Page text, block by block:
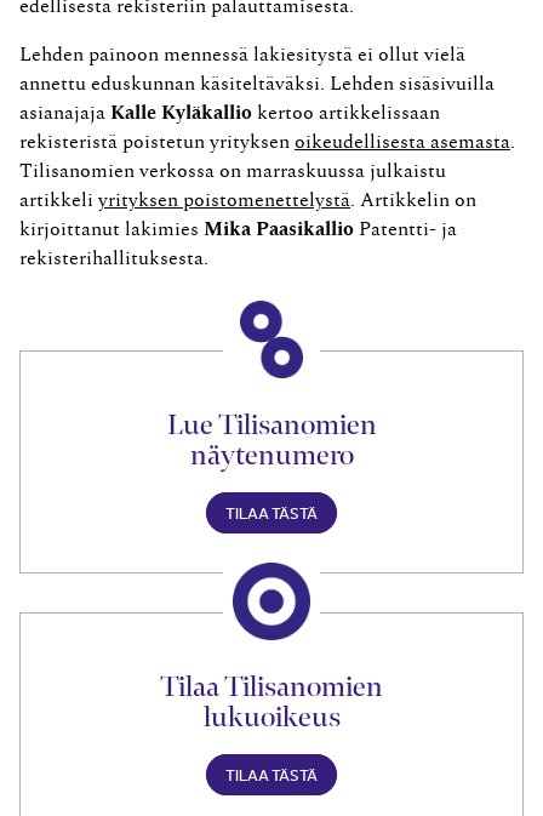
edellisestä rekisteriin palauttamisesta.
Lehden painoon mennessä lakiesitystä ei ollut vielä
annettu eduskunnan käsiteltäväksi. Lehden sisäsivuilla
asianajaja Kalle Kyläkallio kertoo artikkelissaan
rekisteristä poistetun yrityksen oikeudellisesta asemasta
Tilisanomien verkossa on marraskuussa julkaistu
artikkeliyrityksen poistomenettelystä . Artikkelin on
kirjoittanut lakimies Mika Paasikallio Patentti- ja
rekisterihallituksesta.
Lue Tilisanomien
näytenumero
TILAA TÄSTÄ
Tilaa Tilisanomien
lukuoikeus
TILAA TÄSTÄ